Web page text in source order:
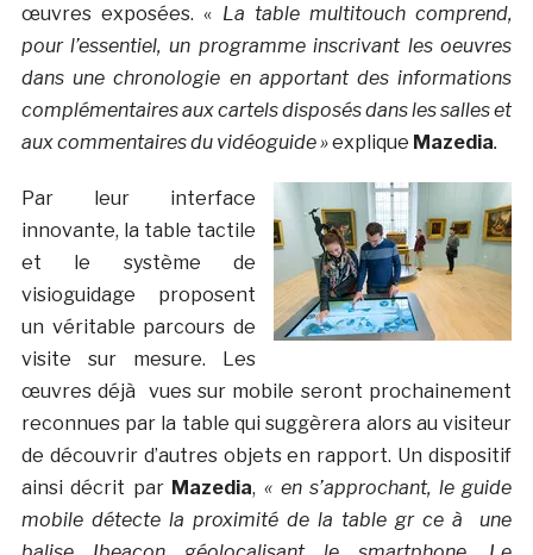
œuvres exposées. « La table multitouch comprend,
pour l’essentiel, un programme inscrivant les oeuvres
dans une chronologie en apportant des informations
complémentaires aux cartels disposés dans les salles et
aux commentaires du vidéoguide »explique Mazedia.
Par leur interface
innovante, la table tactile
et le système de
visioguidage proposent
un véritable parcours de
visite sur mesure. Les
œuvres déjà vues sur mobile seront prochainement
reconnues par la table qui suggèrera alors au visiteur
de découvrir d’autres objets en rapport. Un dispositif
ainsi décrit par Mazedia,« en s’approchant, le guide
mobile détecte la proximité de la table gr ce à une